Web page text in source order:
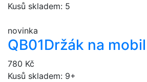
Kusů skladem: 5
novinka
QB01Držák na
780 Kč
Kusů skladem: 9+